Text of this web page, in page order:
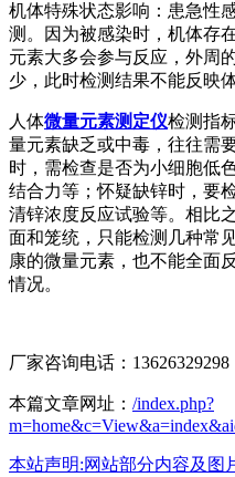
机体特殊状态影响：患急性
测。因为被感染时，机体存
元素大多会参与反应，外周
少，此时检测结果不能反映
人体微量元素测定仪检测指
量元素缺乏或中毒，往往需
时，需检查是否为小细胞低
结合力等；怀疑缺锌时，要
清锌浓度反应试验等。相比
面和笼统，只能检测几种常
康的微量元素，也不能全面
情况。
厂家咨询电话：13626329298
本篇文章网址： /index.php?
本站声明:网站部分内容及图